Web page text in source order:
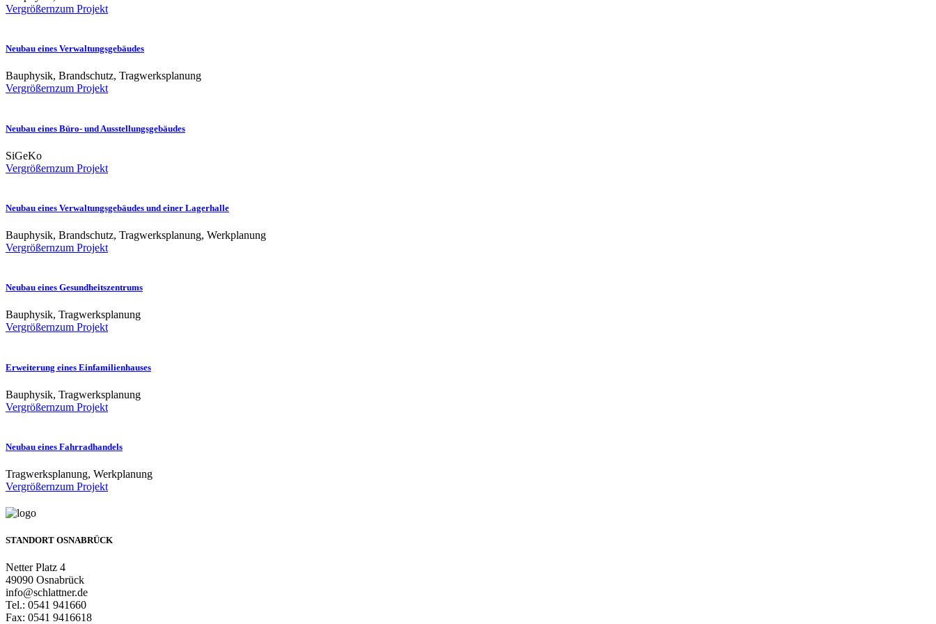
Vergrößernzum Projekt
Neubau eines Verwaltungsgebäudes
Bauphysik, Brandschutz, Tragwerksplanung
Vergrößernzum Projekt
Neubau eines Büro- und Ausstellungsgebäudes
SiGeKo
Vergrößernzum Projekt
Neubau eines Verwaltungsgebäudes und einer Lagerhalle
Bauphysik, Brandschutz, Tragwerksplanung, Werkplanung
Vergrößernzum Projekt
Neubau eines Gesundheitszentrums
Bauphysik, Tragwerksplanung
Vergrößernzum Projekt
Erweiterung eines Einfamilienhauses
Bauphysik, Tragwerksplanung
Vergrößernzum Projekt
Neubau eines Fahrradhandels
Tragwerksplanung, Werkplanung
Vergrößernzum Projekt
STANDORT OSNABRÜCK
Netter Platz 4
49090 Osnabrück
info@schlattner.de
Tel.: 0541 941660
Fax: 0541 9416618